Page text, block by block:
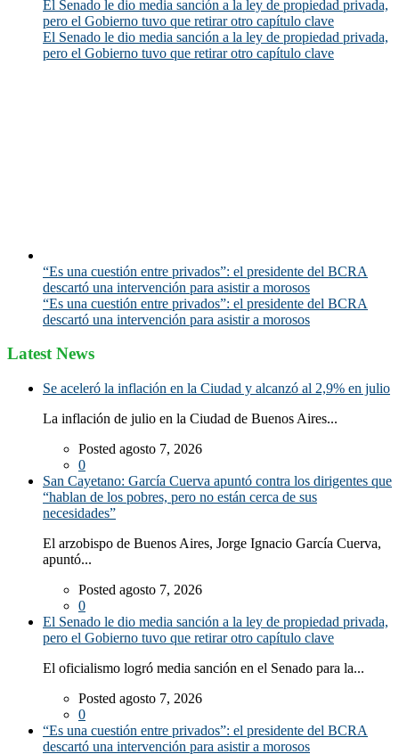
El Senado le dio media sanción a la ley de propiedad privada,
pero el Gobierno tuvo que retirar otro capítulo clave
El Senado le dio media sanción a la ley de propiedad privada,
pero el Gobierno tuvo que retirar otro capítulo clave
“Es una cuestión entre privados”: el presidente del BCRA
descartó una intervención para asistir a morosos
“Es una cuestión entre privados”: el presidente del BCRA
descartó una intervención para asistir a morosos
Latest News
Se aceleró la inflación en la Ciudad y alcanzó al 2,9% en julio
La inflación de julio en la Ciudad de Buenos Aires...
Posted agosto 7, 2026
0
San Cayetano: García Cuerva apuntó contra los dirigentes que
“hablan de los pobres, pero no están cerca de sus
necesidades”
El arzobispo de Buenos Aires, Jorge Ignacio García Cuerva,
apuntó...
Posted agosto 7, 2026
0
El Senado le dio media sanción a la ley de propiedad privada,
pero el Gobierno tuvo que retirar otro capítulo clave
El oficialismo logró media sanción en el Senado para la...
Posted agosto 7, 2026
0
“Es una cuestión entre privados”: el presidente del BCRA
descartó una intervención para asistir a morosos